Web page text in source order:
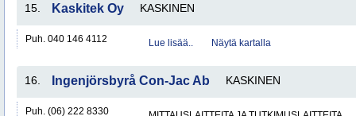
15. Kaskitek Oy KASKINEN
Puh. 040 146 4112 Lue lisää.. Näytä kartalla
16. Ingenjörsbyrå Con-Jac Ab KASKINEN
Puh. (06) 222 8330